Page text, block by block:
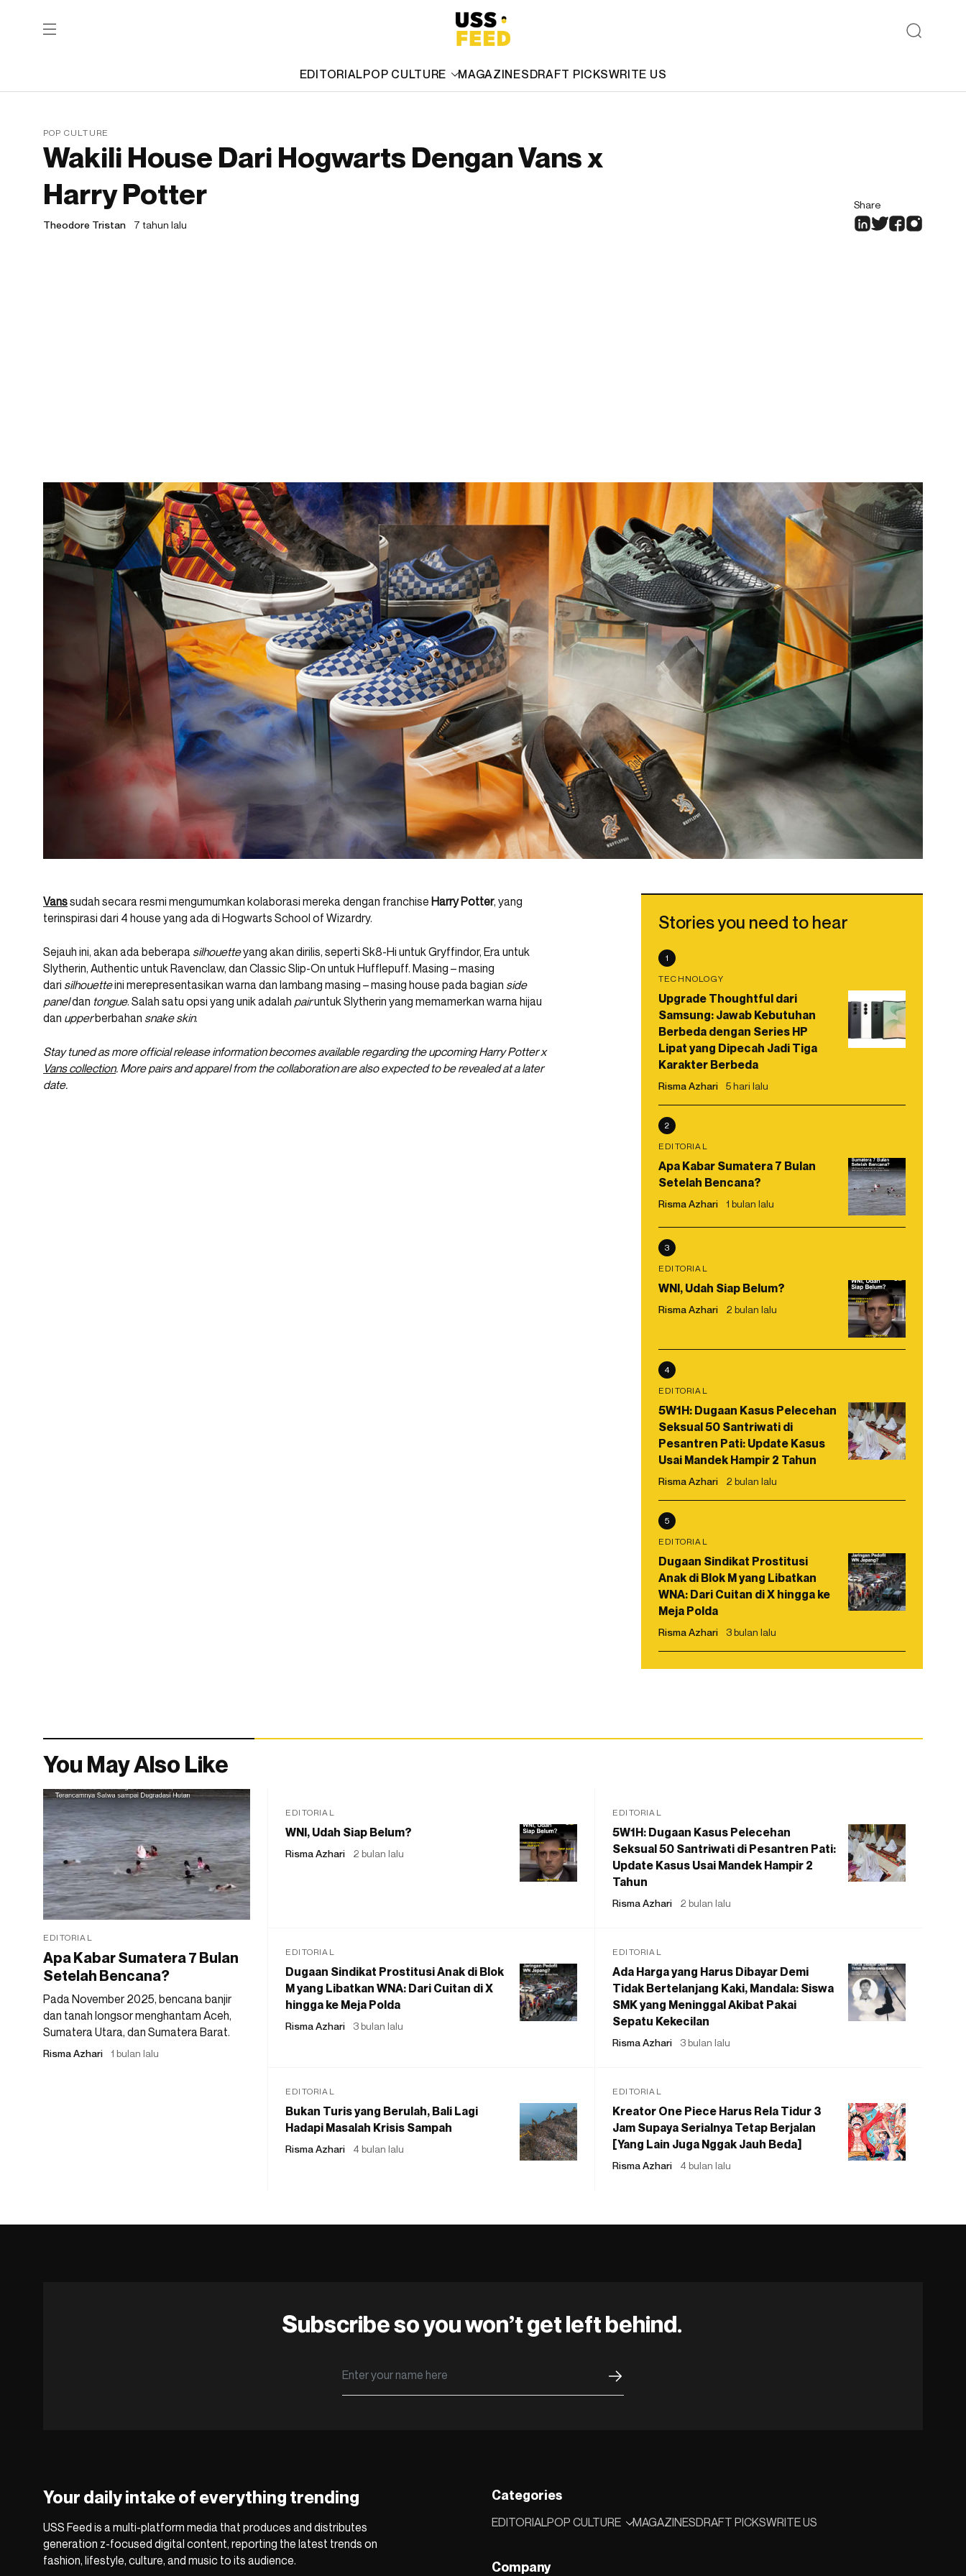
EDITORIALPOP CULTURE MAGAZINESDRAFT PICKSWRITE US
POP CULTURE
Wakili House Dari Hogwarts Dengan Vans x
Harry Potter
Theodore Tristan 7 tahun lalu
Share
Vanssudah secara resmi mengumumkan kolaborasi mereka dengan franchise Harry Potter, yang
terinspirasi dari 4 house yang ada di Hogwarts School of Wizardry.
Sejauh ini, akan ada beberapa silhouetteyang akan dirilis, seperti Sk8-Hi untuk Gryffindor, Era untuk
Slytherin, Authentic untuk Ravenclaw, dan Classic Slip-On untuk Hufflepuff. Masing – masing
dari silhouetteini merepresentasikan warna dan lambang masing – masing house pada bagian side
paneldan tongue. Salah satu opsi yang unik adalah pairuntuk Slytherin yang memamerkan warna hijau
dan upperberbahan snake skin.
Stay tuned as more official release information becomes available regarding the upcoming Harry Potter x
Vans collection. More pairs and apparel from the collaboration are also expected to be revealed at a later
date.
Stories you need to hear
1
TECHNOLOGY
Upgrade Thoughtful dari
Samsung: Jawab Kebutuhan
Berbeda dengan Series HP
Lipat yang Dipecah Jadi Tiga
Karakter Berbeda
Risma Azhari 5 hari lalu
2
EDITORIAL
Apa Kabar Sumatera 7 Bulan
Setelah Bencana?
Risma Azhari 1 bulan lalu
3
EDITORIAL
WNI, Udah Siap Belum?
Risma Azhari 2 bulan lalu
4
EDITORIAL
5W1H: Dugaan Kasus Pelecehan
Seksual 50 Santriwati di
Pesantren Pati: Update Kasus
Usai Mandek Hampir 2 Tahun
Risma Azhari 2 bulan lalu
5
EDITORIAL
Dugaan Sindikat Prostitusi
Anak di Blok M yang Libatkan
WNA: Dari Cuitan di X hingga ke
Meja Polda
Risma Azhari 3 bulan lalu
You May Also Like
EDITORIAL
Apa Kabar Sumatera 7 Bulan
Setelah Bencana?
Pada November 2025, bencana banjir
dan tanah longsor menghantam Aceh,
Sumatera Utara, dan Sumatera Barat.
Risma Azhari 1 bulan lalu
EDITORIAL
WNI, Udah Siap Belum?
Risma Azhari 2 bulan lalu
EDITORIAL
5W1H: Dugaan Kasus Pelecehan
Seksual 50 Santriwati di Pesantren Pati:
Update Kasus Usai Mandek Hampir 2
Tahun
Risma Azhari 2 bulan lalu
EDITORIAL
Dugaan Sindikat Prostitusi Anak di Blok
M yang Libatkan WNA: Dari Cuitan di X
hingga ke Meja Polda
Risma Azhari 3 bulan lalu
EDITORIAL
Ada Harga yang Harus Dibayar Demi
Tidak Bertelanjang Kaki, Mandala: Siswa
SMK yang Meninggal Akibat Pakai
Sepatu Kekecilan
Risma Azhari 3 bulan lalu
EDITORIAL
Bukan Turis yang Berulah, Bali Lagi
Hadapi Masalah Krisis Sampah
Risma Azhari 4 bulan lalu
EDITORIAL
Kreator One Piece Harus Rela Tidur 3
Jam Supaya Serialnya Tetap Berjalan
[Yang Lain Juga Nggak Jauh Beda]
Risma Azhari 4 bulan lalu
Subscribe so you won’t get left behind.
Your daily intake of everything trending
USS Feed is a multi-platform media that produces and distributes
generation z-focused digital content, reporting the latest trends on
fashion, lifestyle, culture, and music to its audience.
Categories
EDITORIALPOP CULTURE MAGAZINESDRAFT PICKSWRITE US
Company